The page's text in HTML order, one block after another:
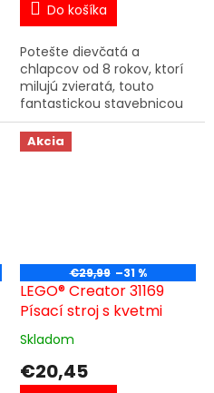
Do košíka
Potešte dievčatá a
chlapcov od 8 rokov, ktorí
milujú zvieratá, touto
fantastickou stavebnicou
LEGO® Creator 3 v 1 Divoké
zvieratá: Ružový plameniak
(31170). Hračkársky
Akcia
€29,99 –31 %
LEGO® Creator 31169
Písací stroj s kvetmi
Skladom
€20,45